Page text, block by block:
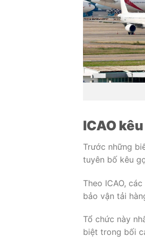
ICAO
Trước những
tuyên bố kêu
Theo ICAO,
bảo vận tải
Tổ chức này
biệt trong bối